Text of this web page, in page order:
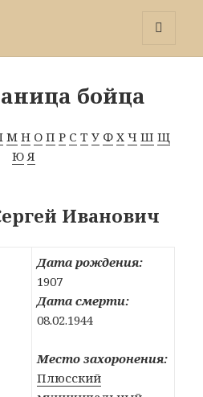
бойца
М Н О П Р С Т У Ф Х Ч Ш Щ
Ю Я
Иванович
Дата рождения:
1907
Дата смерти:
08.02.1944
Место захоронения:
Плюсский